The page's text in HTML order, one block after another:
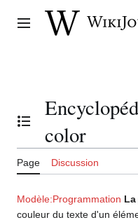
contenuMenu principal
Basculer la table des
color
Page Discussion
Modèle:Programmation
couleur du texte d'un